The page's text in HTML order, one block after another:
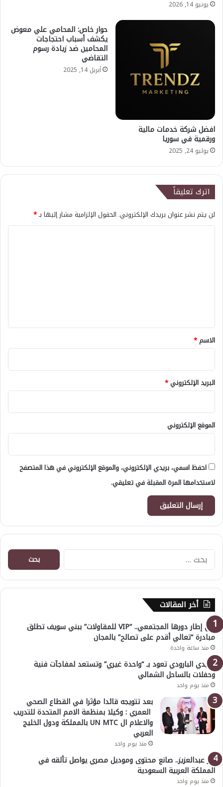
يونيو 14, 2026
افضل شركة خدمات مالية
ورقمية في سوريا
يوليو 24, 2025
حوار خاص: المحامي علي معوض
يكشف أسباب احتجاجات
المحامين ضد زيادة رسوم
التقاضي
أبريل 14, 2025
اترك تعليقاً
لن يتم نشر عنوان بريدك الإلكتروني. الحقول الإلزامية مشار إليها بـ*
*
الاسم*
البريد الإلكتروني*
الموقع الإلكتروني
احفظ اسمي، بريدي الإلكتروني، والموقع الإلكتروني في هذا المتصفح
لاستخدامها المرة المقبلة في تعليقي.
البحث
عن:
أخر المقالات
في إطار دورها المجتمعي.. “VIP للمقاولات” ببني سويف تطلق
مبادرة “تعالي أقدم على تصالح” بالمجان
منذ ساعة واحدة
هايدي البارودي تعود بـ “واحدة غيري” وتستعد لمفاجآت فنية
وحفلات بالساحل الشمالي
منذ يوم واحد
بعد تتويجه قائدا مؤثرا في القطاع الصحي
العمري : وكيلا بمنظمة الامم المتحدة للتدريب
والاعلام ال UN MTC بالمملكة ودول الخليج
العربي
منذ يوم واحد
بدر عبدالعزيز.. صانع محتوى وموديل مصري يواصل تألقه في
المملكة العربية السعودية
منذ يوم واحد